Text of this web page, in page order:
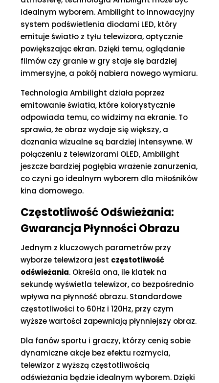
idealnym wyborem. Ambilight to innowacyjny
system podświetlenia diodami LED, który
emituje światło z tyłu telewizora, optycznie
powiększając ekran. Dzięki temu, oglądanie
filmów czy granie w gry staje się bardziej
immersyjne, a pokój nabiera nowego wymiaru.
Technologia Ambilight działa poprzez
emitowanie światła, które kolorystycznie
odpowiada temu, co widzimy na ekranie. To
sprawia, że obraz wydaje się większy, a
doznania wizualne są bardziej intensywne. W
połączeniu z telewizorami OLED, Ambilight
jeszcze bardziej pogłębia wrażenie zanurzenia,
co czyni go idealnym wyborem dla miłośników
kina domowego.
Częstotliwość Odświeżania:
Gwarancja Płynności Obrazu
Jednym z kluczowych parametrów przy
wyborze telewizora jest częstotliwość
odświeżania. Określa ona, ile klatek na
sekundę wyświetla telewizor, co bezpośrednio
wpływa na płynność obrazu. Standardowe
częstotliwości to 60Hz i 120Hz, przy czym
wyższe wartości zapewniają płynniejszy obraz.
Dla fanów sportu i graczy, którzy cenią sobie
dynamiczne akcje bez efektu rozmycia,
telewizor z wyższą częstotliwością
odświeżania będzie idealnym wyborem. Dzięki